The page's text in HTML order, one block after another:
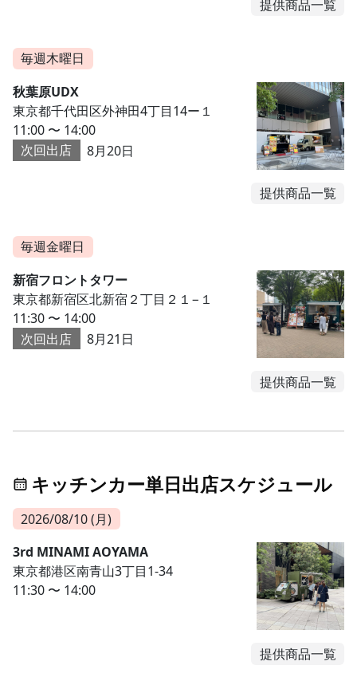
提供商品一覧
毎週木曜日
秋葉原UDX
東京都千代田区外神田4丁目14ー１
11:00 〜 14:00
次回出店
8月20日
提供商品一覧
毎週金曜日
新宿フロントタワー
東京都新宿区北新宿２丁目２１−１
11:30 〜 14:00
次回出店
8月21日
提供商品一覧
キッチンカー単日出店スケジュール
2026/08/10 (月)
3rd MINAMI AOYAMA
東京都港区南青山3丁目1-34
11:30 〜 14:00
提供商品一覧